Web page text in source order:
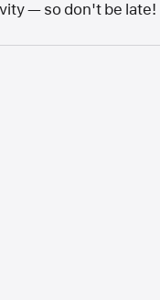
— so don't be late!